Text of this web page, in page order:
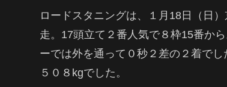
ロードスタニングは、１月18日（日
走。17頭立て２番人気で８枠15番か
ーでは外を通って０秒２差の２着で
５０８kgでした。